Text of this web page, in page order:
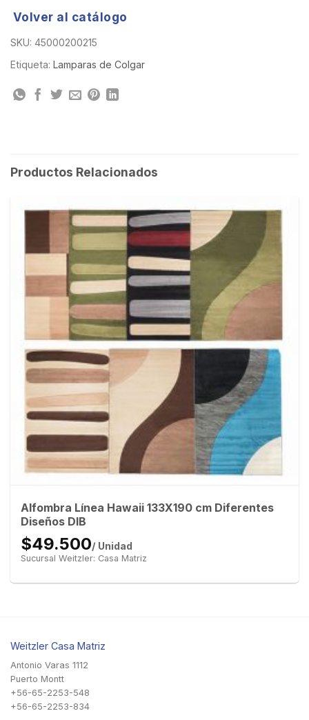
Volver al catálogo
SKU: 45000200215
Etiqueta: Lamparas de Colgar
Productos Relacionados
Alfombra Línea Hawaii 133X190 cm Diferentes
Diseños DIB
$49.500/ Unidad
Sucursal Weitzler: Casa Matriz
Weitzler Casa Matriz
Antonio Varas 1112
Puerto Montt
+56-65-2253-548
+56-65-2253-834